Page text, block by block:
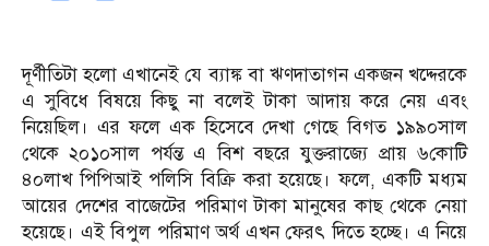
দূর্ণীতিটা হলো এখানেই যে ব্যাঙ্ক বা ঋণদাতাগন একজন খদ্দেরকে
এ সুবিধে বিষয়ে কিছু না বলেই টাকা আদায় করে নেয় এবং
নিয়েছিল। এর ফলে এক হিসেবে দেখা গেছে বিগত ১৯৯০সাল
থেকে ২০১০সাল পর্যন্ত এ বিশ বছরে যুক্তরাজ্যে প্রায় ৬কোটি
৪০লাখ পিপিআই পলিসি বিক্রি করা হয়েছে। ফলে, একটি মধ্যম
আয়ের দেশের বাজেটের পরিমাণ টাকা মানুষের কাছ থেকে নেয়া
হয়েছে। এই বিপুল পরিমাণ অর্থ এখন ফেরৎ দিতে হচ্ছে। এ নিয়ে